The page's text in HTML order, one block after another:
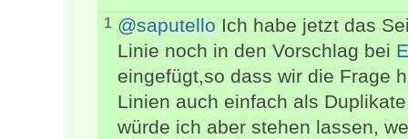
1 @saputello Ich habe jetzt das
Linie noch in den Vorschlag bei
eingefügt,so dass wir die Frage
Linien auch einfach als
würde ich aber stehen lassen,